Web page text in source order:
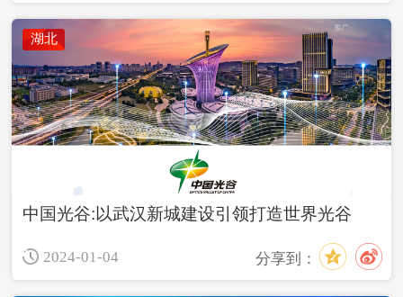
湖北
中国光谷:以武汉新城建设引领打造世界光谷
2024-01-04 分享到：